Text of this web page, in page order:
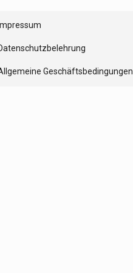
Impressum
Geschäftsbedingungen